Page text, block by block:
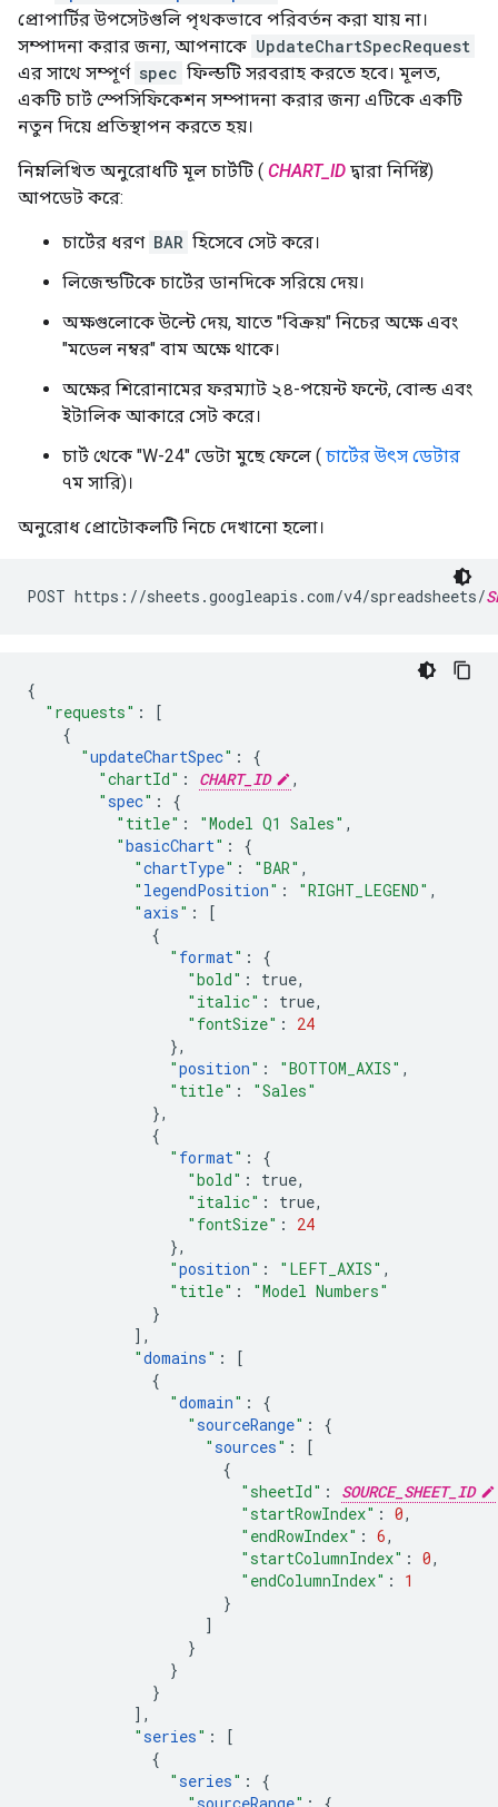
প্রোপার্টির উপসেটগুলি পৃথকভাবে পরিবর্তন করা যায় না।
সম্পাদনা করার জন্য, আপনাকে UpdateChartSpecRequest
এর সাথে সম্পূর্ণ spec ফিল্ডটি সরবরাহ করতে হবে। মূলত,
একটি চার্ট স্পেসিফিকেশন সম্পাদনা করার জন্য এটিকে একটি
নতুন দিয়ে প্রতিস্থাপন করতে হয়।
নিম্নলিখিত অনুরোধটি মূল চার্টটি ( CHART_ID দ্বারা নির্দিষ্ট)
আপডেট করে:
চার্টের ধরণ BAR হিসেবে সেট করে।
লিজেন্ডটিকে চার্টের ডানদিকে সরিয়ে দেয়।
অক্ষগুলোকে উল্টে দেয়, যাতে "বিক্রয়" নিচের অক্ষে এবং
"মডেল নম্বর" বাম অক্ষে থাকে।
অক্ষের শিরোনামের ফরম্যাট ২৪-পয়েন্ট ফন্টে, বোল্ড এবং
ইটালিক আকারে সেট করে।
চার্ট থেকে "W-24" ডেটা মুছে ফেলে ( চার্টের উৎস ডেটার
৭ম সারি)।
অনুরোধ প্রোটোকলটি নিচে দেখানো হলো।
POST https://sheets.googleapis.com/v4/spreadsheets/
{
"requests" :
[
{
"updateChartSpec" :
{
"chartId" : CHART_ID
,
"spec" :
{
"title" : "Model Q1 Sales" ,
"basicChart" :
{
"chartType" : "BAR" ,
" legendPosition" : "RIGHT_LEGEND" ,
"axis" :
[
{
" format" :
{
"bold" : true,
"italic" : true,
"fontSize" :
24
},
"position" : "BOTTOM_AXIS" ,
"title" :
"Sales"
},
{
" format" :
{
"bold" : true,
"italic" : true,
"fontSize" :
24
},
"position" : "LEFT_AXIS" ,
"title" :
"Model Numbers"
}
],
"domains" :
[
{
"domain" :
{
"sourceRange" :
{
"sources" :
[
{
"sheetId" : SOURCE_SHEET_ID
"startRowIndex" : 0,
"endRowIndex" : 6,
"startColumnIndex" : 0,
"endColumnIndex" :
1
}
]
}
}
}
],
"series" :
[
{
"series" :
{